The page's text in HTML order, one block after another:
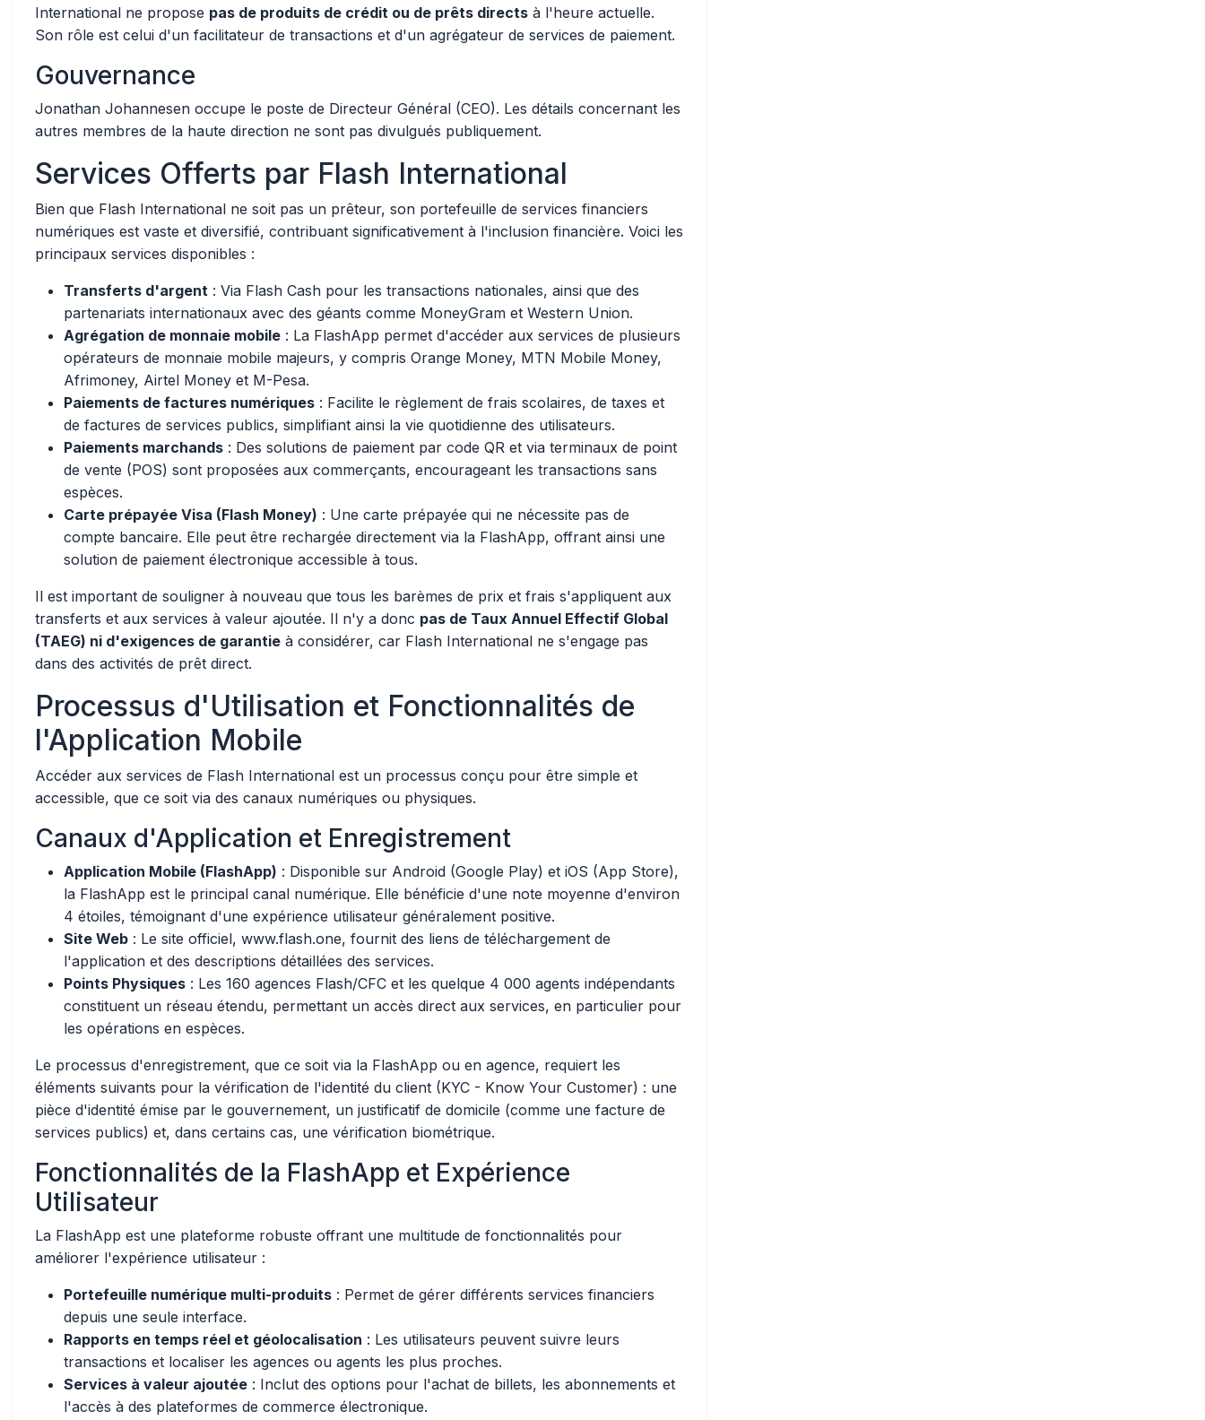
International ne propose pas de produits de crédit ou de prêts directs à l'heure actuelle.
Son rôle est celui d'un facilitateur de transactions et d'un agrégateur de services de paiement.
Gouvernance
Jonathan Johannesen occupe le poste de Directeur Général (CEO). Les détails concernant les
autres membres de la haute direction ne sont pas divulgués publiquement.
Services Offerts par Flash International
Bien que Flash International ne soit pas un prêteur, son portefeuille de services financiers
numériques est vaste et diversifié, contribuant significativement à l'inclusion financière. Voici les
principaux services disponibles :
Transferts d'argent : Via Flash Cash pour les transactions nationales, ainsi que des
partenariats internationaux avec des géants comme MoneyGram et Western Union.
Agrégation de monnaie mobile : La FlashApp permet d'accéder aux services de plusieurs
opérateurs de monnaie mobile majeurs, y compris Orange Money, MTN Mobile Money,
Afrimoney, Airtel Money et M-Pesa.
Paiements de factures numériques : Facilite le règlement de frais scolaires, de taxes et
de factures de services publics, simplifiant ainsi la vie quotidienne des utilisateurs.
Paiements marchands : Des solutions de paiement par code QR et via terminaux de point
de vente (POS) sont proposées aux commerçants, encourageant les transactions sans
espèces.
Carte prépayée Visa (Flash Money) : Une carte prépayée qui ne nécessite pas de
compte bancaire. Elle peut être rechargée directement via la FlashApp, offrant ainsi une
solution de paiement électronique accessible à tous.
Il est important de souligner à nouveau que tous les barèmes de prix et frais s'appliquent aux
transferts et aux services à valeur ajoutée. Il n'y a donc pas de Taux Annuel Effectif Global
(TAEG) ni d'exigences de garantie à considérer, car Flash International ne s'engage pas
dans des activités de prêt direct.
Processus d'Utilisation et Fonctionnalités de
l'Application Mobile
Accéder aux services de Flash International est un processus conçu pour être simple et
accessible, que ce soit via des canaux numériques ou physiques.
Canaux d'Application et Enregistrement
Application Mobile (FlashApp) : Disponible sur Android (Google Play) et iOS (App Store),
la FlashApp est le principal canal numérique. Elle bénéficie d'une note moyenne d'environ
4 étoiles, témoignant d'une expérience utilisateur généralement positive.
Site Web : Le site officiel, www.flash.one, fournit des liens de téléchargement de
l'application et des descriptions détaillées des services.
Points Physiques : Les 160 agences Flash/CFC et les quelque 4 000 agents indépendants
constituent un réseau étendu, permettant un accès direct aux services, en particulier pour
les opérations en espèces.
Le processus d'enregistrement, que ce soit via la FlashApp ou en agence, requiert les
éléments suivants pour la vérification de l'identité du client (KYC - Know Your Customer) : une
pièce d'identité émise par le gouvernement, un justificatif de domicile (comme une facture de
services publics) et, dans certains cas, une vérification biométrique.
Fonctionnalités de la FlashApp et Expérience
Utilisateur
La FlashApp est une plateforme robuste offrant une multitude de fonctionnalités pour
améliorer l'expérience utilisateur :
Portefeuille numérique multi-produits : Permet de gérer différents services financiers
depuis une seule interface.
Rapports en temps réel et géolocalisation : Les utilisateurs peuvent suivre leurs
transactions et localiser les agences ou agents les plus proches.
Services à valeur ajoutée : Inclut des options pour l'achat de billets, les abonnements et
l'accès à des plateformes de commerce électronique.